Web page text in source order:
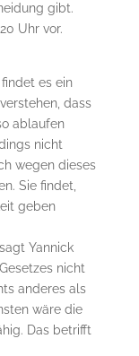
gibt.
Uhr vor.
es ein
dass
ablaufen
nicht
wegen dieses
Sie findet,
geben
Yannick
nicht
anderes als
wäre die
Das betrifft